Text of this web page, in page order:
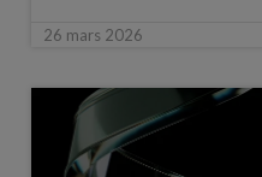
26 mars 2026